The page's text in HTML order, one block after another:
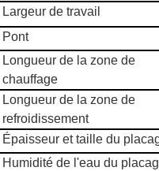
Largeur de travail
Pont
Longueur de la zone de
chauffage
Longueur de la zone de
refroidissement
Épaisseur et taille du
Humidité de l'eau du